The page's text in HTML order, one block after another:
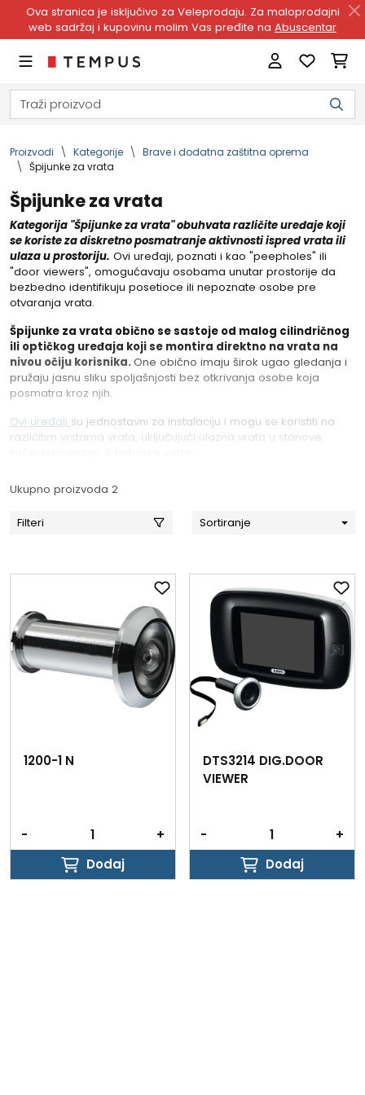
Ova stranica je isključivo za Veleprodaju. Za maloprodajni
web sadržaj i kupovinu molim Vas pređite na Abuscentar
Proizvodi Kategorije
Brave i dodatna zaštitna oprema
Špijunke za vrata
Špijunke za vrata
Kategorija "Špijunke za vrata" obuhvata različite uređaje koji
se koriste za diskretno posmatranje aktivnosti ispred vrata ili
ulaza u prostoriju. Ovi uređaji, poznati i kao "peepholes" ili
"door viewers", omogućavaju osobama unutar prostorije da
bezbedno identifikuju posetioce ili nepoznate osobe pre
otvaranja vrata.
Špijunke za vrata obično se sastoje od malog cilindričnog
ili optičkog uređaja koji se montira direktno na vrata na
nivou očiju korisnika. One obično imaju širok ugao gledanja i
pružaju jasnu sliku spoljašnjosti bez otkrivanja osobe koja
posmatra kroz njih.
Ovi uređaji su jednostavni za instalaciju i mogu se koristiti na
različitim vrstama vrata, uključujući ulazna vrata u stanove,
Ukupno proizvoda 2
Filteri Sortiranje
1200-1 N
-
+
Dodaj
Dodaj
DTS3214 DIG.DOOR
VIEWER
-
+
Dodaj
Dodaj